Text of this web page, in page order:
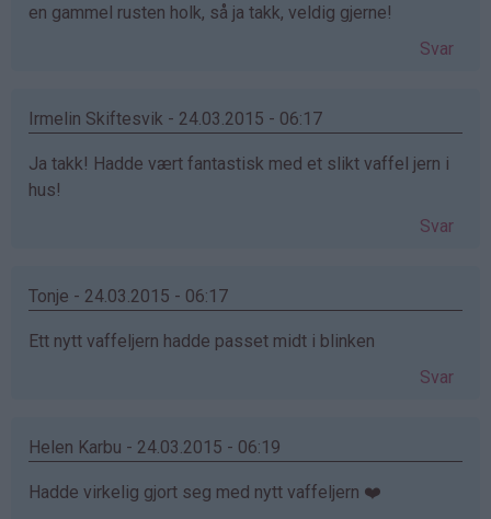
en gammel rusten holk, så ja takk, veldig gjerne!
Svar
Irmelin Skiftesvik - 24.03.2015 - 06:17
Ja takk! Hadde vært fantastisk med et slikt vaffel jern i
hus!
Svar
Tonje - 24.03.2015 - 06:17
Ett nytt vaffeljern hadde passet midt i blinken
Svar
Helen Karbu - 24.03.2015 - 06:19
Hadde virkelig gjort seg med nytt vaffeljern ❤️